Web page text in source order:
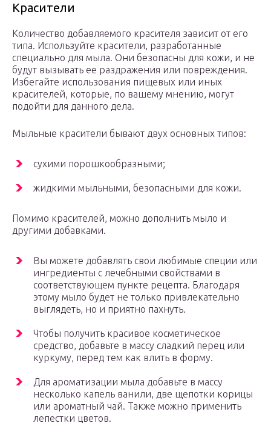
Красители
Количество добавляемого красителя зависит от его
типа. Используйте красители, разработанные
специально для мыла. Они безопасны для кожи, и не
будут вызывать ее раздражения или повреждения.
Избегайте использования пищевых или иных
красителей, которые, по вашему мнению, могут
подойти для данного дела.
Мыльные красители бывают двух основных типов:
сухими порошкообразными;
жидкими мыльными, безопасными для кожи.
Помимо красителей, можно дополнить мыло и
другими добавками.
Вы можете добавлять свои любимые специи или
ингредиенты с лечебными свойствами в
соответствующем пункте рецепта. Благодаря
этому мыло будет не только привлекательно
выглядеть, но и приятно пахнуть.
Чтобы получить красивое косметическое
средство, добавьте в массу сладкий перец или
куркуму, перед тем как влить в форму.
Для ароматизации мыла добавьте в массу
несколько капель ванили, две щепотки корицы
или ароматный чай. Также можно применить
лепестки цветов.